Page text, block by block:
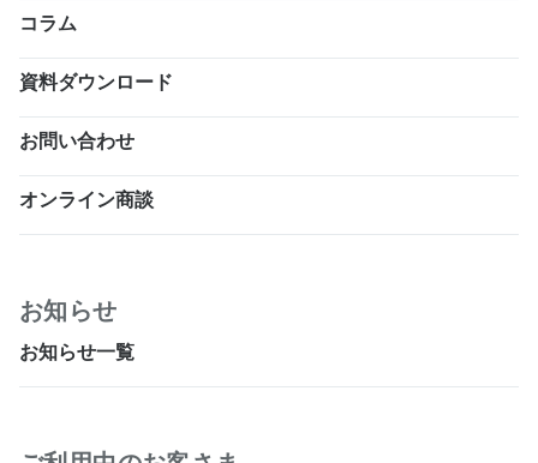
コラム
資料ダウンロード
お問い合わせ
オンライン商談
お知らせ
お知らせ一覧